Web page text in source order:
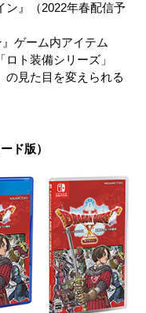
』（2022年春配信予
ゲーム内アイテム
ト装備シリーズ」
の見た目を変えられる
ド版）